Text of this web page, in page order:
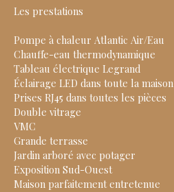
Les prestations
Pompe à chaleur Atlantic Air/Eau
Chauffe-eau thermodynamique
Tableau électrique Legrand
Éclairage LED dans toute la maison
Prises RJ45 dans toutes les pièces
Double vitrage
VMC
Grande terrasse
Jardin arboré avec potager
Exposition Sud-Ouest
Maison parfaitement entretenue